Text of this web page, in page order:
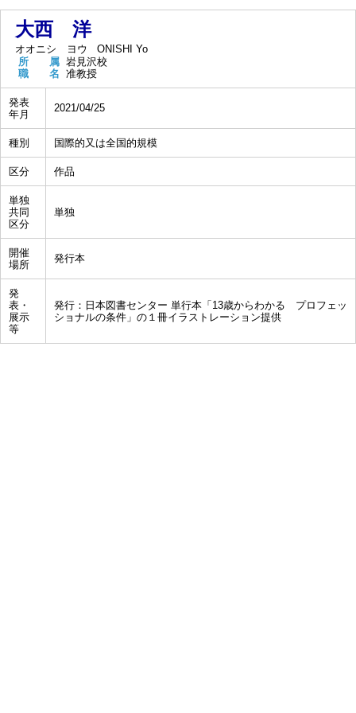
大西 洋
オオニシ ヨウ
ONISHI Yo
所 属 岩見沢校
職 名 准教授
発表
年月
2021/04/25
種別 国際的又は全国的規模
区分 作品
単独
共同
区分
単独
開催
場所
発行本
発
表・
展示
等
発行：日本図書センター 単行本「13歳からわかる プロフェッ
ショナルの条件」の１冊イラストレーション提供